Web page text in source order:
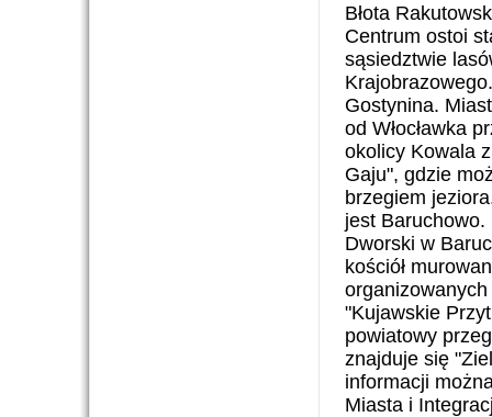
Błota
Centrum ostoi
sąsiedztwie
Gostynina.
od Włocławka
okolicy Kowala
Gaju", gdzie
brzegiem
jest Baruchowo.
Dworski w
kościół
"Kujawskie
powiatowy
znajduje się
informacji
Miasta i